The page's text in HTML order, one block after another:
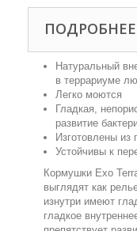
ПОДРОБНЕЕ
Натуральный
в террариуме
Легко моются
Гладкая,
развитие
Изготовлены из
Устойчивы к
Кормушки Exo
выглядят как
изнутри имеют
гладкое